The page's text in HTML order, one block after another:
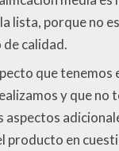
lista, porque no
calidad.
que tenemos
y que no
aspectos
producto en